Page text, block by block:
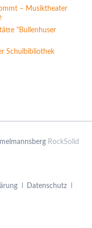
– Musiktheater
"Bullenhuser
Schulbibliothek
RockSolid
Datenschutz